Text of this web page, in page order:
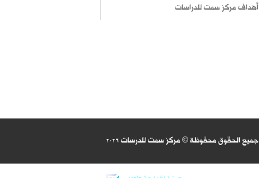
أهداف مركز سمت للدراسات
جميع الحقوق محفوظة © مركز سمت للدرسات2026